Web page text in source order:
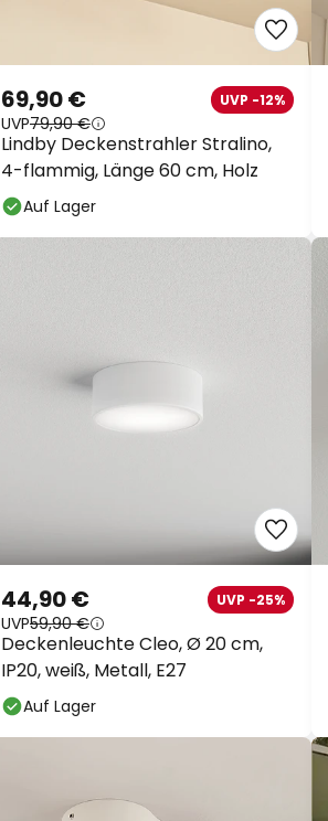
Lindby Deckenstrahler Stralino,
4-flammig, Länge 60 cm, Holz
69,90 € UVP -12%
UVP79,90 €
Auf Lager
Deckenleuchte Cleo, Ø 20 cm,
IP20, weiß, Metall, E27
44,90 € UVP -25%
UVP59,90 €
Auf Lager